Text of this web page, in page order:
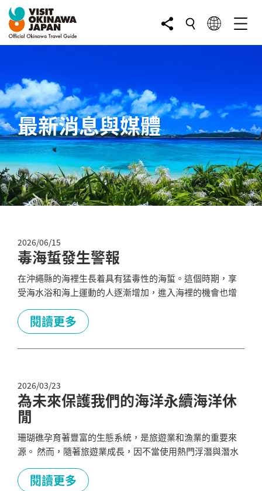
最新消息與媒體
2026/06/15
毒海蜇發生警報
在沖繩縣的海裡生長着具有猛毒性的海蜇。這個時期，享
受海水浴和海上運動的人逐漸增加，進入海裡的機會也增
及其他海洋危險生物咬傷、刺傷的事件一共發生了 199
件，其中 81 件（約 40.7％） 是由毒海蜇引起的。 沖繩縣
在 2026 年 6 月 1 號至 9 月 30 號 期間，發布了毒海蜇發生
閱讀更多
2026/03/23
為未來保護我們的海洋永續海洋休
閒
珊瑚礁孕育著豐富的生態系統，是旅遊業和漁業的重要來
源。 然而，隨著旅遊業成長，因不當使用熱門浮潛與潛水
瑚和礁棲生物造成嚴重影響。 我們每個人都可以採取小行
閱讀更多